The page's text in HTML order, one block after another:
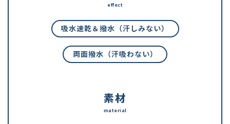
effect
吸水速乾＆撥水（汗しみない）
両面撥水（汗吸わない）
素材
material